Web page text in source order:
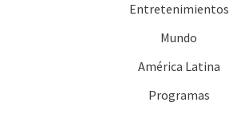
Entretenimientos
Mundo
América Latina
Programas